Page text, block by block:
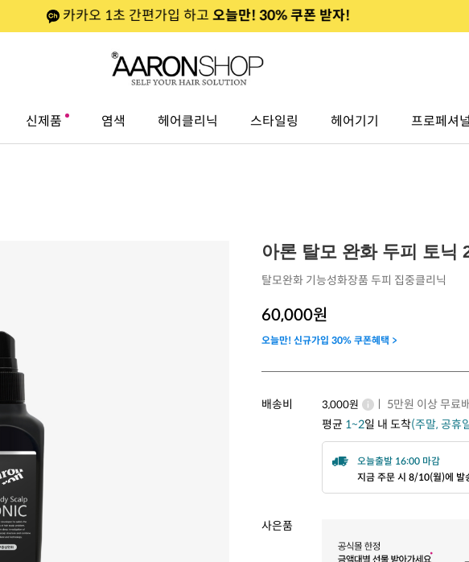
카카오 1초 간편가입 하고오늘만! 30% 쿠폰 받자!
신제품 염색 헤어클리닉 스타일링 헤어기기 프로페셔널
아론 탈모 완화 두피 토닉
탈모완화 기능성화장품 두피 집중클리닉
60,000원
오늘만! 신규가입 30% 쿠폰혜택 >
배송비 3,000원
ㅣ 5만원 이상 무료
평균 1~2일 내 도착(주말, 공휴
오늘출발 16:00 마감
지금 주문 시 8/10(월)에 발
사은품